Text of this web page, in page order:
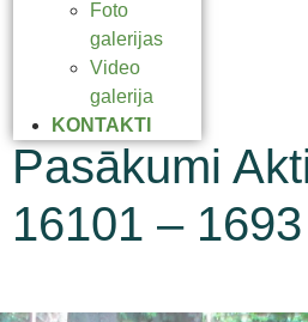
Foto
galerijas
Video
galerija
KONTAKTI
Pasākumi
16101 – 1693